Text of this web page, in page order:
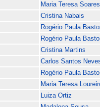
Maria Teresa Soares
Cristina Nabais
Rogério Paula
Rogério Paula
Cristina Martins
Carlos Santos
Rogério Paula
Maria Teresa
Luiza Ortiz